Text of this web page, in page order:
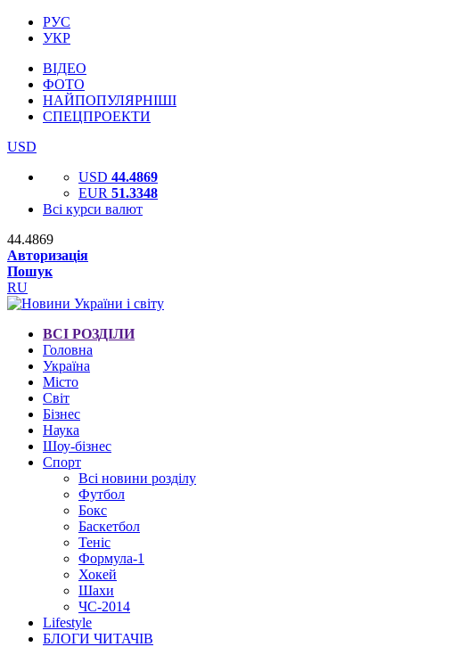
РУС
УКР
ВІДЕО
ФОТО
НАЙПОПУЛЯРНІШІ
СПЕЦПРОЕКТИ
USD
USD 44.4869
EUR 51.3348
Всі курси валют
44.4869
Авторизація
Пошук
RU
ВСІ РОЗДІЛИ
Головна
Україна
Місто
Світ
Бізнес
Наука
Шоу-бізнес
Спорт
Всі новини розділу
Футбол
Бокс
Баскетбол
Теніс
Формула-1
Хокей
Шахи
ЧС-2014
Lifestyle
БЛОГИ ЧИТАЧІВ